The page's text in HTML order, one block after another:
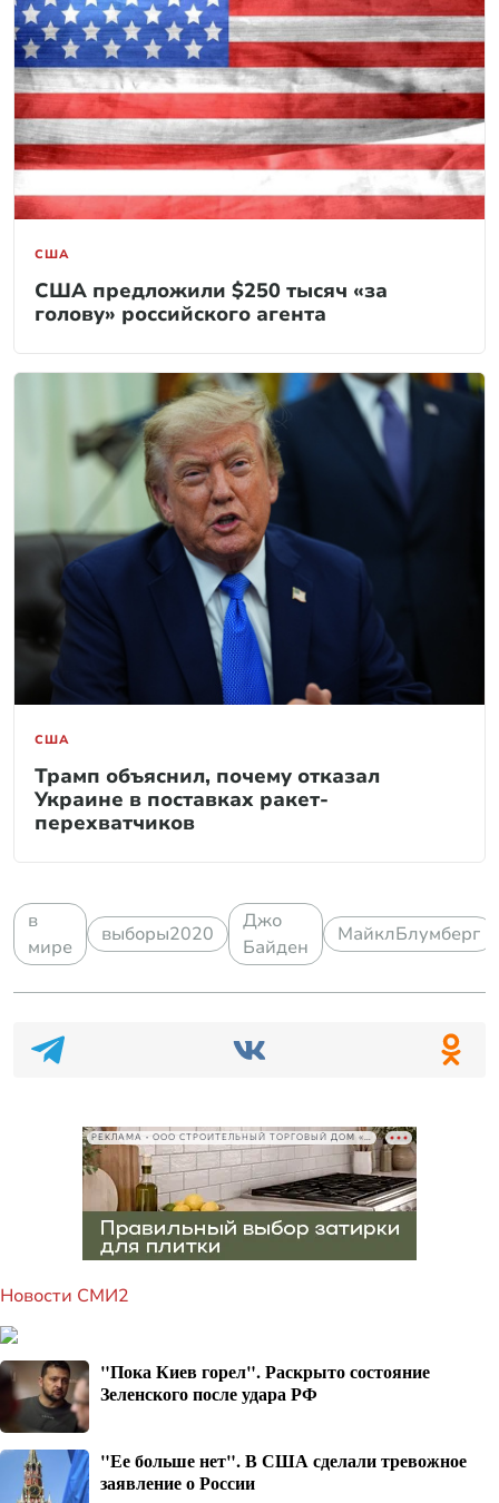
США
США предложили $250 тысяч «за
голову» российского агента
США
Трамп объяснил, почему отказал
Украине в поставках ракет-
перехватчиков
в
мире
выборы2020
Джо
Байден
МайклБлумберг
РЕКЛАМА • ООО СТРОИТЕЛЬНЫЙ ТОРГОВЫЙ ДОМ «ПЕТРОВИЧ», ИНН 7802348846
Новости СМИ2
"Пока Киев горел". Раскрыто состояние
Зеленского после удара РФ
"Ее больше нет". В США сделали тревожное
заявление о России